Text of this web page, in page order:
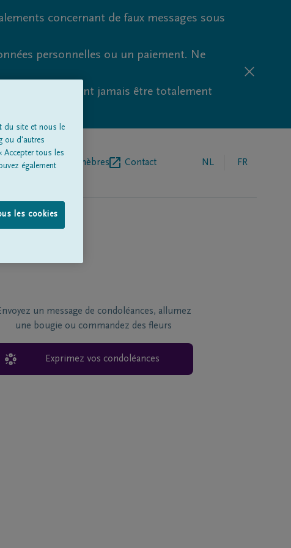
concernant de faux messages sous
personnelles ou un paiement. Ne
ne peuvent jamais être totalement
de pompes funèbres Contact NL FR
un message de condoléances, allumez
une bougie ou commandez des fleurs
Exprimez vos condoléances
du site et nous le
ou d'autres
tous les
également
les cookies